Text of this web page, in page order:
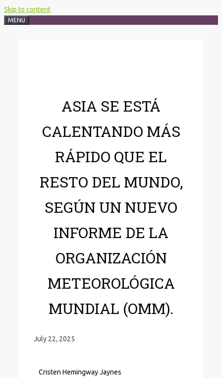
Skip to content
MENU
ASIA SE ESTÁ
CALENTANDO MÁS
RÁPIDO QUE EL
RESTO DEL MUNDO,
SEGÚN UN NUEVO
INFORME DE LA
ORGANIZACIÓN
METEOROLÓGICA
MUNDIAL (OMM).
July 22, 2025
Cristen Hemingway Jaynes